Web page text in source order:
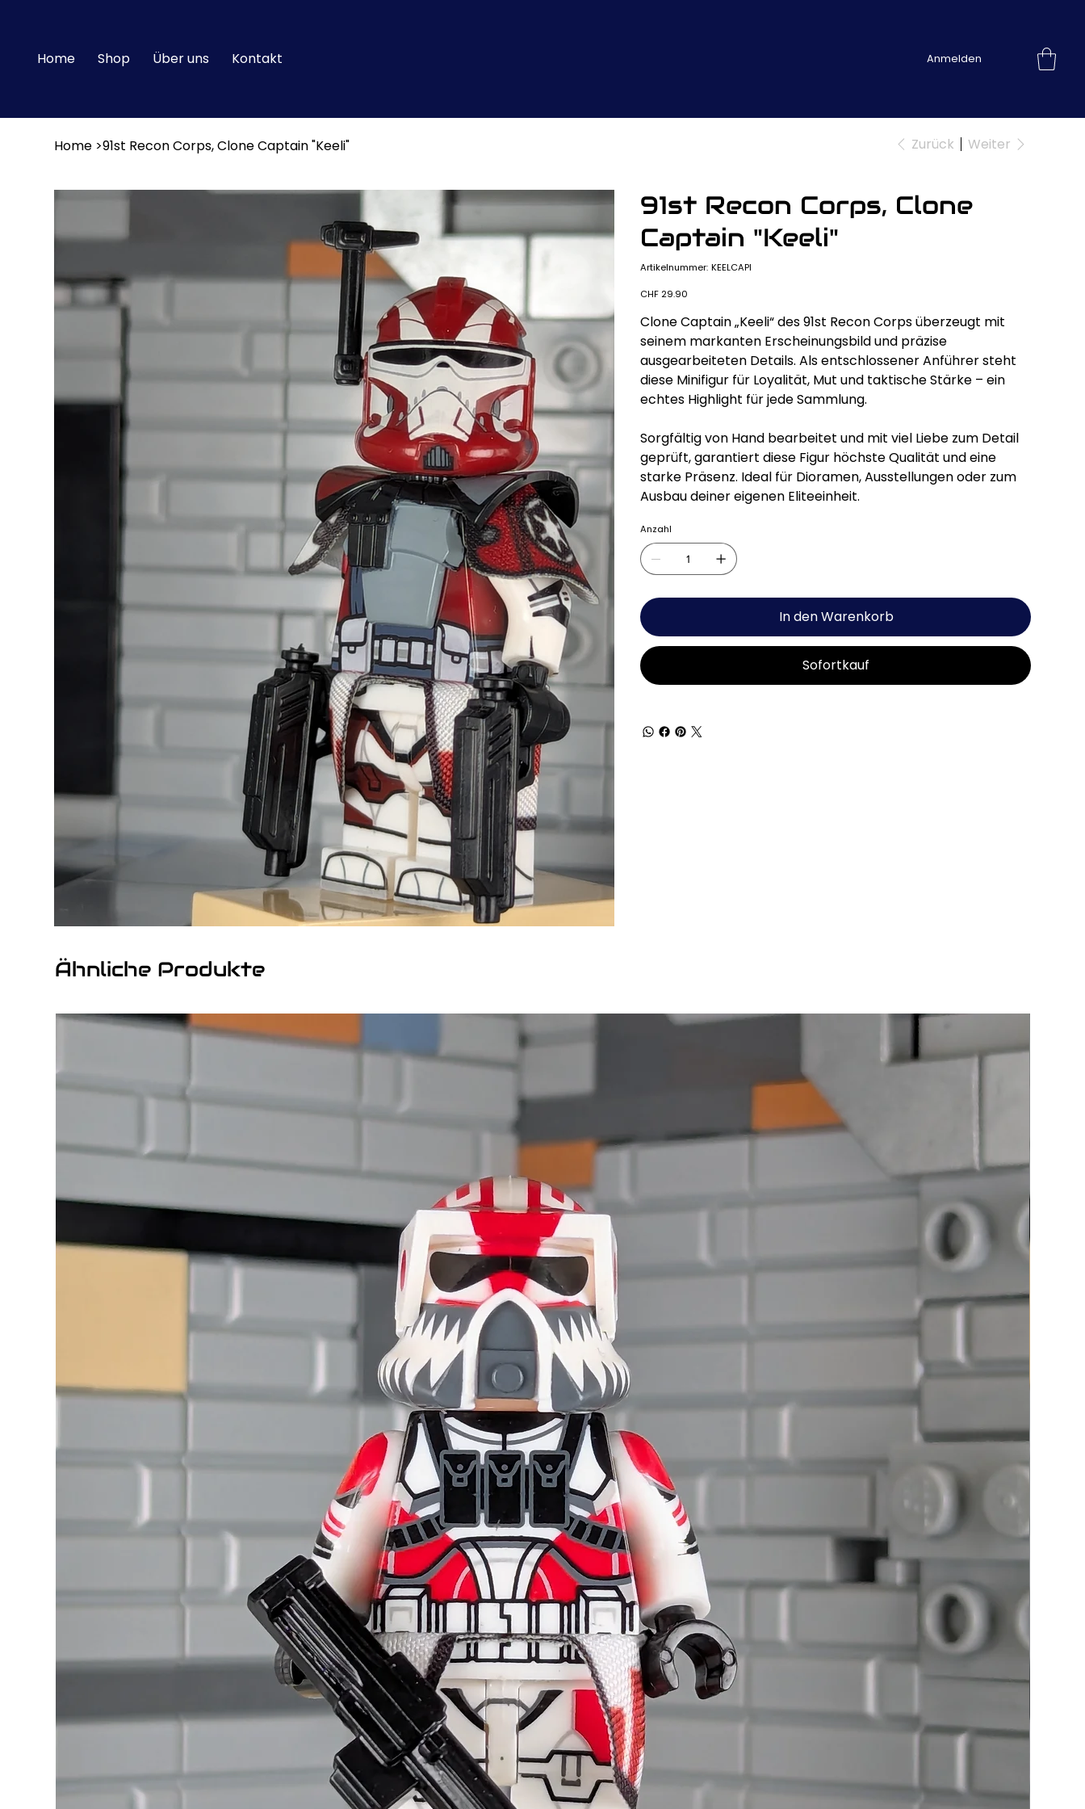
Home Shop Über uns Kontakt Anmelden
Home >91st Recon Corps, Clone Captain "Keeli" Zurück Weiter
91st Recon Corps, Clone
Captain "Keeli"
Artikelnummer: Artikelnummer:
KEELCAPI
KEELCAPI
Preis
CHF 29.90
Clone Captain „Keeli“ des 91st Recon Corps überzeugt mit
seinem markanten Erscheinungsbild und präzise
ausgearbeiteten Details. Als entschlossener Anführer steht
diese Minifigur für Loyalität, Mut und taktische Stärke – ein
echtes Highlight für jede Sammlung.
Sorgfältig von Hand bearbeitet und mit viel Liebe zum Detail
geprüft, garantiert diese Figur höchste Qualität und eine
starke Präsenz. Ideal für Dioramen, Ausstellungen oder zum
Ausbau deiner eigenen Eliteeinheit.
Anzahl
In den Warenkorb
Sofortkauf
Ähnliche Produkte